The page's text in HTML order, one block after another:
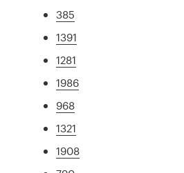
385
1391
1281
1986
968
1321
1908